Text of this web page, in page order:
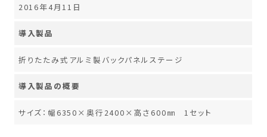
2016年4月11日
導入製品
折りたたみ式アルミ製バックパネルステージ
導入製品の概要
サイズ：幅6350×奥行2400×高さ600㎜ 1セット